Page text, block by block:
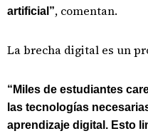
artificial”, comentan.
La brecha digital es un
“Miles de estudiantes
las tecnologías
aprendizaje digital. Esto